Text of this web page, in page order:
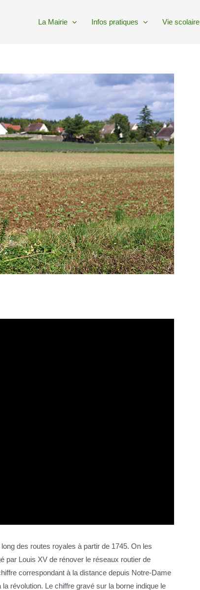
La Mairie Infos pratiques Vie scolaire
des routes royales à partir de 1745. On les
par Louis XV de rénover le réseaux routier de
correspondant à la distance depuis Notre-Dame
révolution. Le chiffre gravé sur la borne indique le